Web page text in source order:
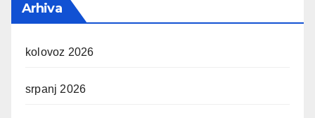
Arhiva
kolovoz 2026
srpanj 2026